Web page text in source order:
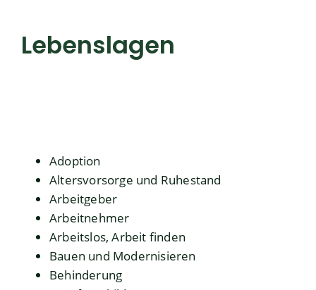
Lebenslagen
Adoption
Altersvorsorge und Ruhestand
Arbeitgeber
Arbeitnehmer
Arbeitslos, Arbeit finden
Bauen und Modernisieren
Behinderung